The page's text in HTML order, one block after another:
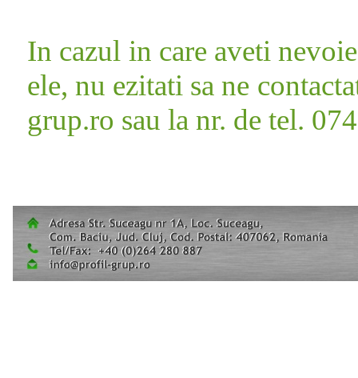
In cazul in care aveti
ele, nu ezitati sa ne
grup.ro sau la nr. de tel.